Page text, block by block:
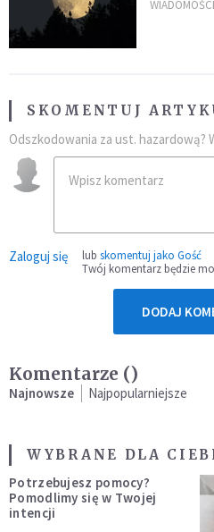
SKOMENTUJ
Odszkodowania za ust. hazardową?
Zaloguj się lub skomentuj jako Gość
Twój komentarz będzie
DODAJ
Komentarze ()
Najnowsze Najpopularniejsze
WYBRANE DLA
Potrzebujesz pomocy?
Pomodlimy się w Twojej
intencji